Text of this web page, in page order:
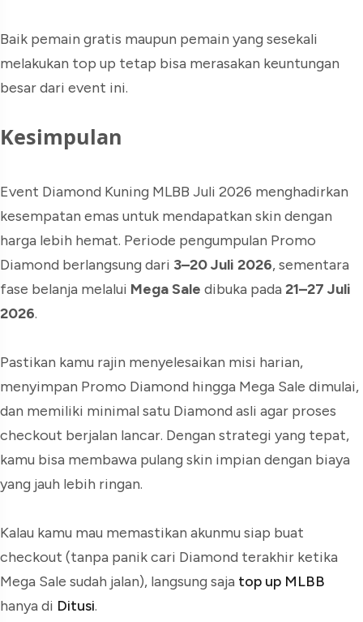
Baik pemain gratis maupun pemain yang sesekali
melakukan top up tetap bisa merasakan keuntungan
besar dari event ini.
Kesimpulan
Event Diamond Kuning MLBB Juli 2026 menghadirkan
kesempatan emas untuk mendapatkan skin dengan
harga lebih hemat. Periode pengumpulan Promo
Diamond berlangsung dari 3–20 Juli 2026, sementara
fase belanja melalui Mega Sale dibuka pada 21–27 Juli
2026.
Pastikan kamu rajin menyelesaikan misi harian,
menyimpan Promo Diamond hingga Mega Sale dimulai,
dan memiliki minimal satu Diamond asli agar proses
checkout berjalan lancar. Dengan strategi yang tepat,
kamu bisa membawa pulang skin impian dengan biaya
yang jauh lebih ringan.
Kalau kamu mau memastikan akunmu siap buat
checkout (tanpa panik cari Diamond terakhir ketika
Mega Sale sudah jalan), langsung saja top up MLBB
hanya di Ditusi.